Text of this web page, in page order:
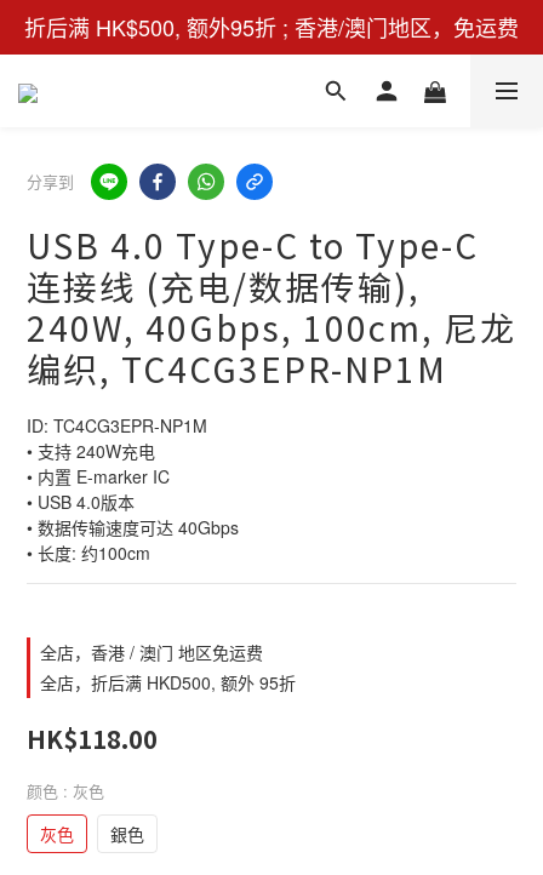
折后满 HK$500, 额外95折 ; 香港/澳门地区，免运费
分享到
USB 4.0 Type-C to Type-C
连接线 (充电/数据传输),
240W, 40Gbps, 100cm, 尼龙
编织, TC4CG3EPR-NP1M
ID: TC4CG3EPR-NP1M
• 支持 240W充电
• 内置 E-marker IC
• USB 4.0版本
• 数据传输速度可达 40Gbps
• 长度: 约100cm
全店，香港 / 澳门 地区免运费
全店，折后满 HKD500, 额外 95折
HK$118.00
颜色 : 灰色
灰色 銀色